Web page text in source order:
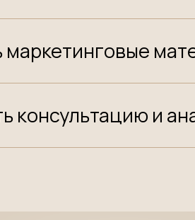
маркетинговые
консультацию и